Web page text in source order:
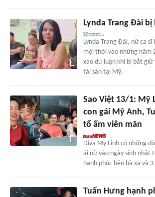
Lynda Trang Đài
Lynda Trang Đài, nữ ca
mội thời vào những năm
xao dư luận khi bị bắt
tài sản tại Mỹ.
Sao Việt 13/1: Mỹ
con gái Mỹ Anh,
tổ ấm viên mãn
Diva Mỹ Linh có những
ái nữ vào ngày sinh nhật
hạnh phúc bên bà xã và
Tuấn Hưng hạnh